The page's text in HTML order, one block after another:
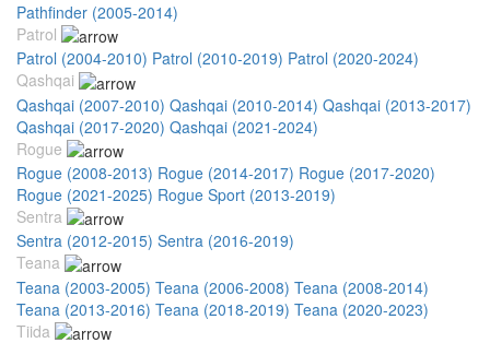
Pathfinder (2005-2014)
Patrol
Patrol (2004-2010) Patrol (2010-2019) Patrol (2020-2024)
Qashqai
Qashqai (2007-2010) Qashqai (2010-2014) Qashqai (2013-2017)
Qashqai (2017-2020) Qashqai (2021-2024)
Rogue
Rogue (2008-2013) Rogue (2014-2017) Rogue (2017-2020)
Rogue (2021-2025) Rogue Sport (2013-2019)
Sentra
Sentra (2012-2015) Sentra (2016-2019)
Teana
Teana (2003-2005) Teana (2006-2008) Teana (2008-2014)
Teana (2013-2016) Teana (2018-2019) Teana (2020-2023)
Tiida